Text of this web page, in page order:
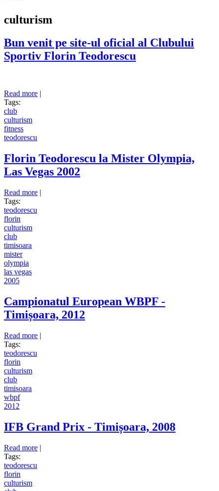
culturism
Bun venit pe site-ul oficial al Clubului
Sportiv Florin Teodorescu
Read more about Bun venit pe site-ul oficial al Clubului Sportiv Florin
|
Tags:
club
culturism
fitness
teodorescu
Florin Teodorescu la Mister Olympia,
Las Vegas 2002
Read more about Florin Teodorescu la Mister Olympia, Las Vegas
|
Tags:
teodorescu
florin
culturism
club
timisoara
mister
olympia
las vegas
2005
Campionatul European WBPF -
Timișoara, 2012
Read more about Campionatul European WBPF - Timișoara, 2012
|
Tags:
teodorescu
florin
culturism
club
timisoara
wbpf
2012
IFB Grand Prix - Timișoara, 2008
Read more about IFB Grand Prix - Timișoara, 2008
|
Tags:
teodorescu
florin
culturism